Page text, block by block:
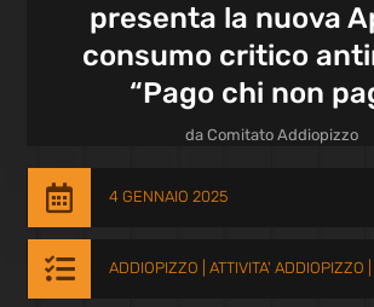
presenta la nuova
consumo critico
“Pago chi non
da Comitato Addiopizzo
 4 GENNAIO 2025
 ADDIOPIZZO ATTIVITA' ADDIOPIZZO